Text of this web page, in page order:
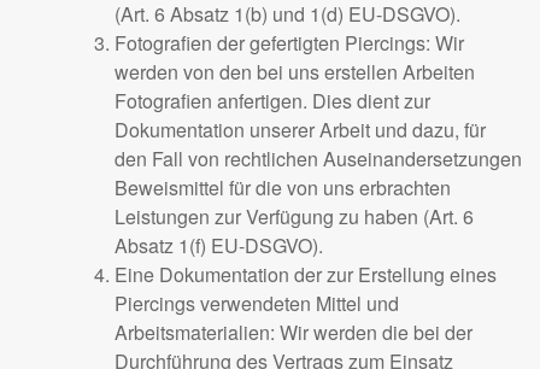
(Art. 6 Absatz 1(b) und 1(d) EU-DSGVO).
Fotografien der gefertigten Piercings: Wir
werden von den bei uns erstellen Arbeiten
Fotografien anfertigen. Dies dient zur
Dokumentation unserer Arbeit und dazu, für
den Fall von rechtlichen Auseinandersetzungen
Beweismittel für die von uns erbrachten
Leistungen zur Verfügung zu haben (Art. 6
Absatz 1(f) EU-DSGVO).
Eine Dokumentation der zur Erstellung eines
Piercings verwendeten Mittel und
Arbeitsmaterialien: Wir werden die bei der
Durchführung des Vertrags zum Einsatz